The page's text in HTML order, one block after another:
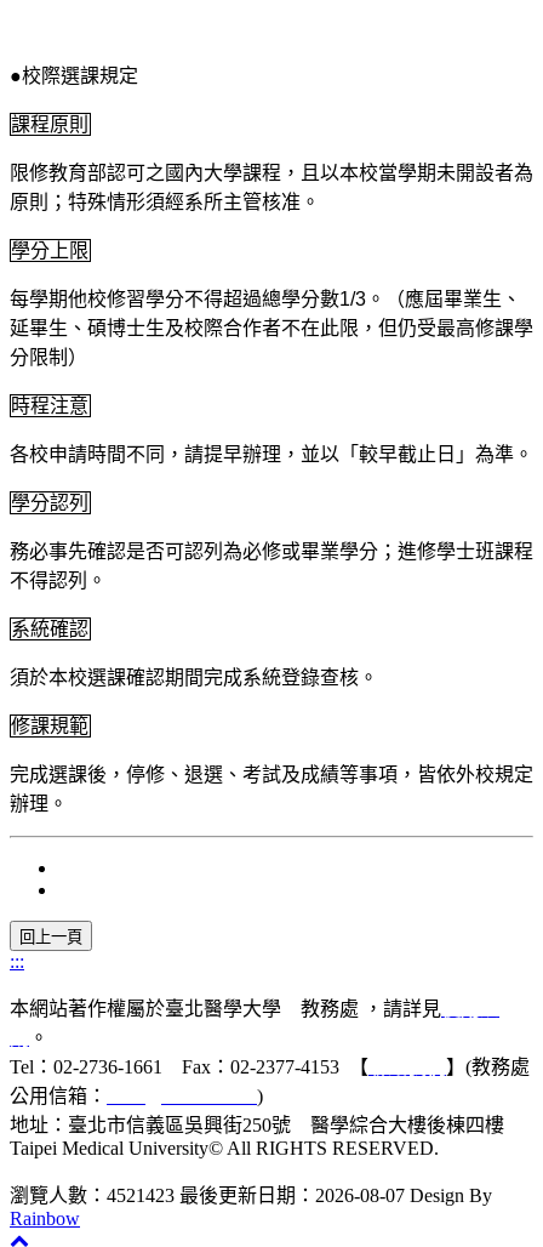
●校際選課規定
課程原則
限修教育部認可之國內大學課程，且以本校當學期未開設者為
原則；特殊情形須經系所主管核准。
學分上限
每學期他校修習學分不得超過總學分數1/3。
（應屆畢業生、
延畢生、碩博士生及校際合作者不在此限，但仍受最高修課學
分限制）
時程注意
各校申請時間不同，請提早辦理，並以「較早截止日」為準。
學分認列
務必事先確認是否可認列為必修或畢業學分；進修學士班課程
不得認列。
系統確認
須於本校選課確認期間完成系統登錄查核。
修課規範
完成選課後，停修、退選、考試及成績等事項，皆依外校規定
辦理。
:::
本網站著作權屬於臺北醫學大學 教務處 ，請詳見
。
Tel：02-2736-1661 Fax：02-2377-4153 【
】(教務處
公用信箱：
)
地址：臺北市信義區吳興街250號 醫學綜合大樓後棟四樓
Taipei Medical University© All RIGHTS RESERVED.
瀏覽人數：4521423 最後更新日期：2026-08-07 Design By
Rainbow